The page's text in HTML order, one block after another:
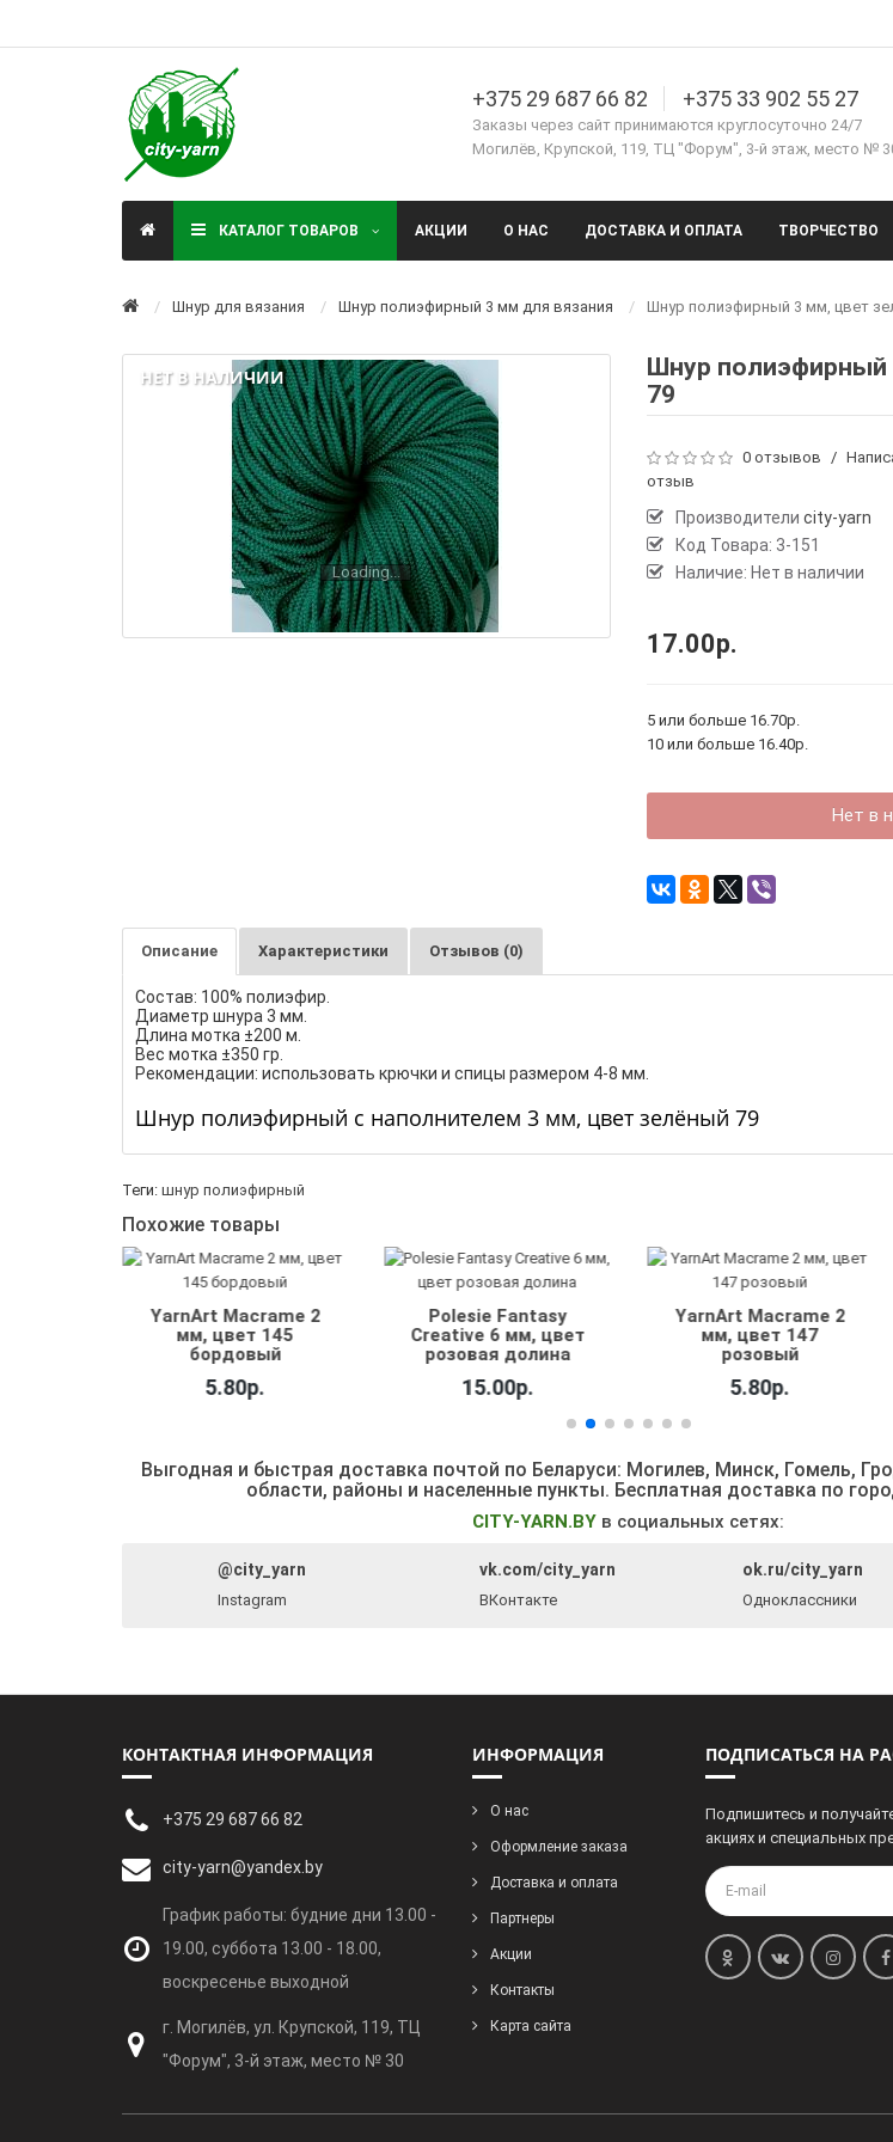
+375 29 687 66 82 +375 33 902 55 27
Заказы через сайт принимаются круглосуточно 24/7
Могилёв, Крупской, 119, ТЦ "Форум", 3-й этаж, место №
КАТАЛОГ ТОВАРОВ АКЦИИ О НАС ДОСТАВКА И ОПЛАТА ТВОРЧЕСТВО
Шнур для вязания Шнур полиэфирный 3 мм для вязания Шнур полиэфирный 3 мм, цвет
НЕТ В НАЛИЧИИ
Loading...
Шнур полиэфирный
79
0 отзывов /
отзыв
Производители city-yarn
Код Товара: 3-151
Наличие: Нет в наличии
17.00р.
5 или больше 16.70р.
10 или больше 16.40р.
Нет в
Описание Характеристики Отзывов (0)
Состав: 100% полиэфир.
Диаметр шнура 3 мм.
Длина мотка ±200 м.
Вес мотка ±350 гр.
Рекомендации: использовать крючки и спицы размером 4-8 мм.
Шнур полиэфирный с наполнителем 3 мм, цвет зелёный 79
Теги: шнур полиэфирный
Похожие товары
YarnArt Macrame 2
мм, цвет 145
бордовый
5.80р.
Polesie Fantasy
Creative 6 мм, цвет
розовая долина
15.00р.
YarnArt Macrame 2
мм, цвет 147
розовый
5.80р.
Выгодная и быстрая доставка почтой по Беларуси: Могилев, Минск, Гомель,
области, районы и населенные пункты. Бесплатная доставка по
CITY-YARN.BY в социальных сетях:
@city_yarn
Instagram
vk.com/city_yarn
ВКонтакте
ok.ru/city_yarn
Одноклассники
КОНТАКТНАЯ ИНФОРМАЦИЯ
+375 29 687 66 82
city-yarn@yandex.by
График работы: будние дни 13.00 -
19.00, суббота 13.00 - 18.00,
воскресенье выходной
г. Могилёв, ул. Крупской, 119, ТЦ
"Форум", 3-й этаж, место № 30
ИНФОРМАЦИЯ
О нас
Оформление заказа
Доставка и оплата
Партнеры
Акции
Контакты
Карта сайта
ПОДПИСАТЬСЯ НА
Подпишитесь и
акциях и специальных